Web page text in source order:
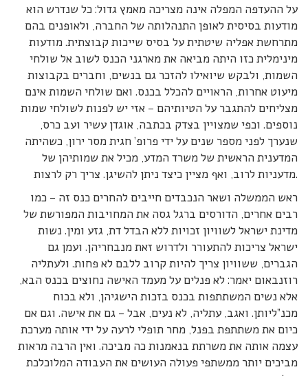
על ההעדפה המפלה אינה מצריכה מאמץ גדול: כל שנדרש הוא
מודעות בסיסית לאופן התנהלותה של החברה, ולאופנים בהם
מתרחשת אפליה שיטתית על בסיס שייכות קבוצתית. מודעות
מינימלית כזו היתה מביאה את מארגני הכנס לשוב אל שולחי
השמות, ולבקש שיואילו להזכר גם בנשים, וחברים בקבוצות
מיעוט אחרות, הראויים להכלל בכנס. ואם שולחי השמות אינם
מצליחים להתגבר על הטיותיהם – אזי יש לפנות לשולחי שמות
נוספים. וכפי שמצויין בצדק בכתבה, אוגדן עשיר ועב כרס,
שנערך לפני מספר שנים על ידי פרופ’ חגית מסר ירון, כשהיתה
המדענית הראשית של משרד המדע, מכיל את שמותיהן של
מדעניות לרוב, ואף מציין כיצד ניתן להשיגן. צריך רק לרצות.
ראש הממשלה ושאר הנכבדים חייבים להחרים כנס זה – כמו
רבים אחרים, הדורסים ברגל גסה את המחויבות המפורשת של
מדינת ישראל לשוויון זכויות ללא הבדל דת, גזע ומין. נשות
ישראל צריכות להתעורר ולדרוש זאת מנבחריהן. ועמן גם
הגברים, ששוויון צריך להיות קרוב ללבם לא פחות. ולעתליה
רוזנבאום יאמר: לא פנלים על מעמד האישה נחוצים בכנס הבא,
אלא נשים המשתתפות בכנס בזכות הישגיהן, ולא בכוח
מכנ”ליותן. ואגב, עתליה, לא נעים, אבל – גם את אישה. וגם אם
כיום את משתתפת בפנל, מחר תופלי לרעה על ידי אותה מערכת
עצמה אותה את משרתת בנאמנות כה מביכה. ואין הרבה מראות
מביכים יותר ממשתפי פעולה העושים את העבודה המלוכלכת